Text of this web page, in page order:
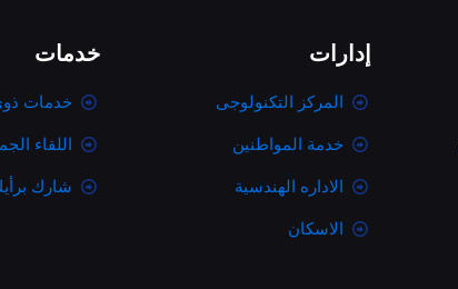
إدارات
المركز التكنولوجى
خدمة المواطنين
الاداره الهندسية
الاسكان
خدمات
خدمات
اللقاء
شارك